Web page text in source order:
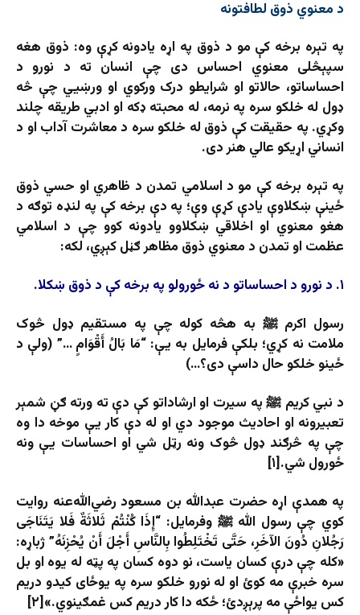
د معنوي ذوق لطافتونه
په تېره برخه کې مو د ذوق په اړه یادونه کړې وه: ذوق هغه
سپېڅلی معنوي احساس دی چې انسان ته د نورو د
احساساتو، حالاتو او شرایطو درک ورکوي او ورښيي چې څه
ډول له خلکو سره په نرمه، له محبته ډکه او ادبي طریقه چلند
وکړي. په حقیقت کې ذوق له خلکو سره د معاشرت آداب او د
انساني اړیکو عالي هنر دی.
په تېره برخه کې مو د اسلامي تمدن د ظاهري او حسي ذوق
ځینې ښکلاوې یادې کړې وې؛ په دې برخه کې په لنډه توګه د
هغو معنوي او اخلاقي ښکلاوو یادونه کوو چې د اسلامي
عظمت او تمدن د معنوي ذوق مظاهر ګڼل کېږي، لکه:
۱. د نورو د احساساتو د نه ځورولو په برخه کې د ذوق ښکلا.
رسول اکرم ﷺ به هڅه کوله چې په مستقیم ډول څوک
ملامت نه کړي؛ بلکې فرمایل به یې: “مَا بَالُ أَقْوَامٍ …” (ولې د
ځینو خلکو حال داسې دی؟…)
د نبي کریم ﷺ په سیرت او ارشاداتو کې دې ته ورته ګڼ شمېر
تعبیرونه او احادیث موجود دي او له دې کار یې موخه دا وه
چې په څرګند ډول څوک ونه رټل شي او احساسات یې ونه
‌ځورول شي.[۱]
په همدې اړه حضرت عبدالله بن مسعود رضي‌الله‌عنه روایت
کوي چې رسول الله ﷺ وفرمایل: “إِذَا كُنْتُمْ ثَلاثَةٌ فَلا يَتَنَاجَى
رَجُلانِ دُونَ الآخَرِ، حَتَّى تَخْتَلِطُوا بِالنَّاسِ أَجْلَ أَنْ يُحْزِنَهُ” ژباړه:
«کله چې درې کسان یاست، نو دوه کسان په پټه له یوه او بل
سره خبرې مه کوئ او له نورو خلکو سره په یوځای کیدو دریم
کس یواځې مه پرېږدئ؛ ځکه دا کار دریم کس غمګینوي.»[۲]